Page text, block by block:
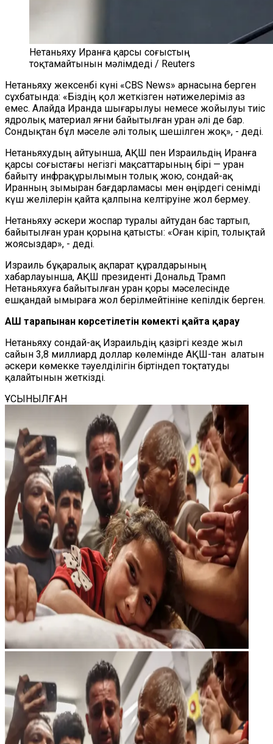
Нетаньяху Иранға қарсы соғыстың
тоқтамайтынын мәлімдеді / Reuters
Нетаньяху жексенбі күні «CBS News» арнасына берген
сұхбатында: «Біздің қол жеткізген нәтижелеріміз аз
емес. Алайда Иранда шығарылуы немесе жойылуы тиіс
ядролық материал яғни байытылған уран әлі де бар.
Сондықтан бұл мәселе әлі толық шешілген жоқ», - деді.
Нетаньяхудың айтуынша, АҚШ пен Израильдің Иранға
қарсы соғыстағы негізгі мақсаттарының бірі — уран
байыту инфрақұрылымын толық жою, сондай-ақ
Иранның зымыран бағдарламасы мен өңірдегі сенімді
күш желілерін қайта қалпына келтіруіне жол бермеу.
Нетаньяху әскери жоспар туралы айтудан бас тартып,
байытылған уран қорына қатысты: «Оған кіріп, толықтай
жоясыздар», - деді.
Израиль бұқаралық ақпарат құралдарының
хабарлауынша, АҚШ президенті Дональд Трамп
Нетаньяхуға байытылған уран қоры мәселесінде
ешқандай ымыраға жол берілмейтініне кепілдік берген.
АҚШ тарапынан көрсетілетін көмекті қайта қарау
Нетаньяху сондай-ақ Израильдің қазіргі кезде жыл
сайын 3,8 миллиард доллар көлемінде АҚШ-тан алатын
әскери көмекке тәуелділігін біртіндеп тоқтатуды
қалайтынын жеткізді.
ҰСЫНЫЛҒАН